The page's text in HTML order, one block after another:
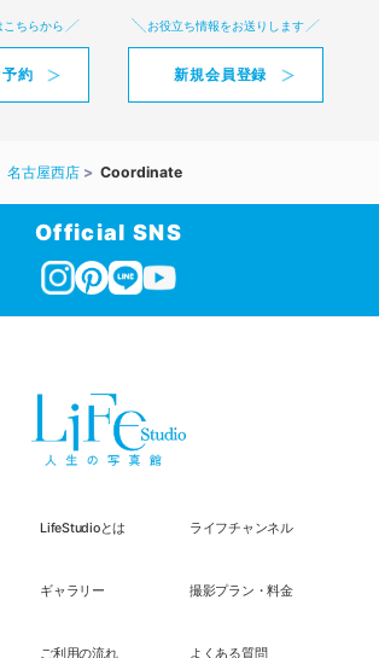
ちらから
約
お役立ち情報をお送りします
新規会員登録
名古屋西店 Coordinate
Official SNS
LifeStudioとは ライフチャンネル
ギャラリー 撮影プラン・料金
ご利用の流れ よくある質問